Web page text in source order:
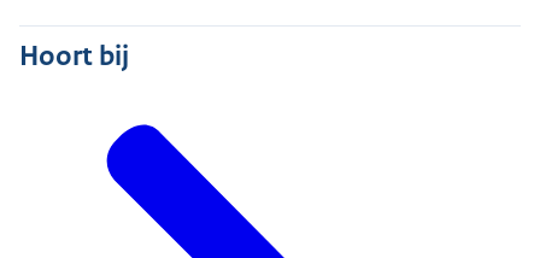
Hoort bij